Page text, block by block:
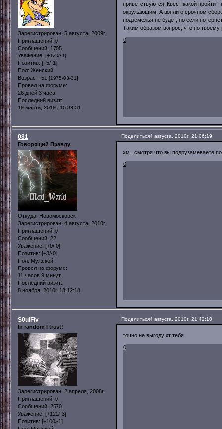
Зарегистрирован: 5 августа, 2009г.
Приглашений: 0
Сообщений: 1705
Уважение: [+120/-1]
Позитив: [+5/-1]
Пол: Женский
Возраст: 51 [1975-03-31]
Провел на форуме:
26 дней 3 часа
Последний визит:
19 марта, 2019г. 15:39:31
приветствуются. Квест какой пройти
окружающим. А вопли о срочном
подземелья не будет, но если
Таким образом вопрос, что по
0
Поделиться4 августа, 2010г. 21:06:19
081
Говорящий Правду
Откуда: Новомосковск
Зарегистрирован: 4 августа, 2010г.
Приглашений: 0
Сообщений: 22
Уважение: [+0/-0]
Позитив: [+3/-0]
Пол: Мужской
Провел на форуме:
11 часов 9 минут
Последний визит:
8 ноября, 2010г. 18:12:18
хм...смотря что вы подрузамеваете
0
Поделиться4 августа, 2010г. 21:42:10
S0ulFly
In random I trust!
Зарегистрирован: 2 апреля, 2008г.
Приглашений: 0
Сообщений: 2570
Уважение: [+121/-3]
Позитив: [+100/-1]
точно не выгоду от тебя
0